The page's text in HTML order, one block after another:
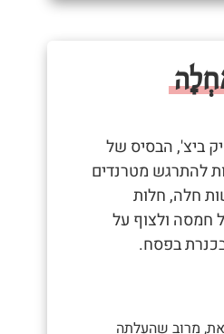
ביצ', הבסיס של
להתרגש מטרנדים
חלה, חלות
חמסה ולצוף על
בפסח.
מרוב שהעלתה